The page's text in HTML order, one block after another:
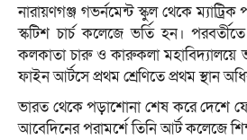
নারায়ণগঞ্জ গভর্নমেন্ট স্কুল থেকে
স্কটিশ চার্চ কলেজে ভর্তি হন।
কলকাতা চারু ও কারুকলা মহাবিদ্যালয়ে
ফাইন আর্টসে প্রথম শ্রেণিতে প্রথম স্থান
ভারত থেকে পড়াশোনা শেষ করে দেশে
আবেদিনের পরামর্শে তিনি আর্ট কলেজে